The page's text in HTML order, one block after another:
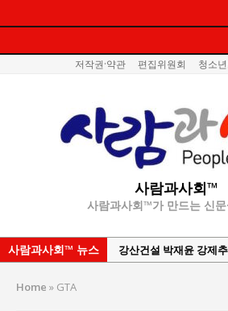
저작권·약관 편집위원회 청소
사람과사회™
사람과사회™가 만드는 신문
사람과사회™ 뉴스
강산건설 박재윤 강제
Home » GTA